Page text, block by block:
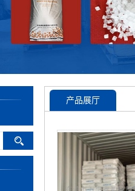
产品展厅